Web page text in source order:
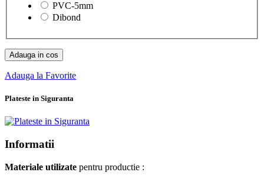
PVC-5mm
Dibond
Adauga in cos
Adauga la Favorite
Plateste in Siguranta
Informatii
Materiale utilizate pentru productie :